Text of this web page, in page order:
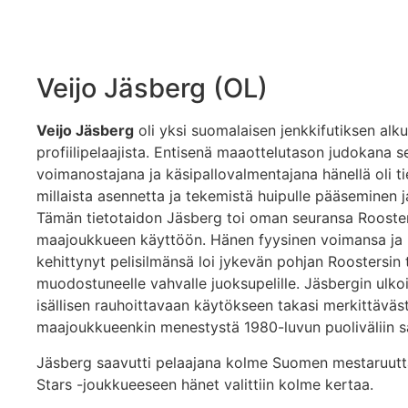
Veijo Jäsberg (OL)
Veijo Jäsberg oli yksi suomalaisen jenkkifutiksen
profiilipelaajista. Entisenä maaottelutason judokana
voimanostajana ja käsipallovalmentajana hänellä oli
millaista asennetta ja tekemistä huipulle pääseminen
Tämän tietotaidon Jäsberg toi oman seuransa
maajoukkueen käyttöön. Hänen fyysinen voimansa
kehittynyt pelisilmänsä loi jykevän pohjan Roostersin
muodostuneelle vahvalle juoksupelille. Jäsbergin
isällisen rauhoittavaan käytökseen takasi
maajoukkueenkin menestystä 1980-luvun puoliväliin
Jäsberg saavutti pelaajana kolme Suomen
Stars -joukkueeseen hänet valittiin kolme kertaa.